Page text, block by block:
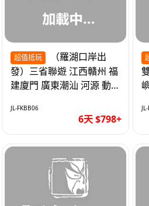
超值抵玩
發）三省聯遊 江西贛州 福
建廈門 廣東潮汕 河源 動車
JL-FKBB06
6天 $798+